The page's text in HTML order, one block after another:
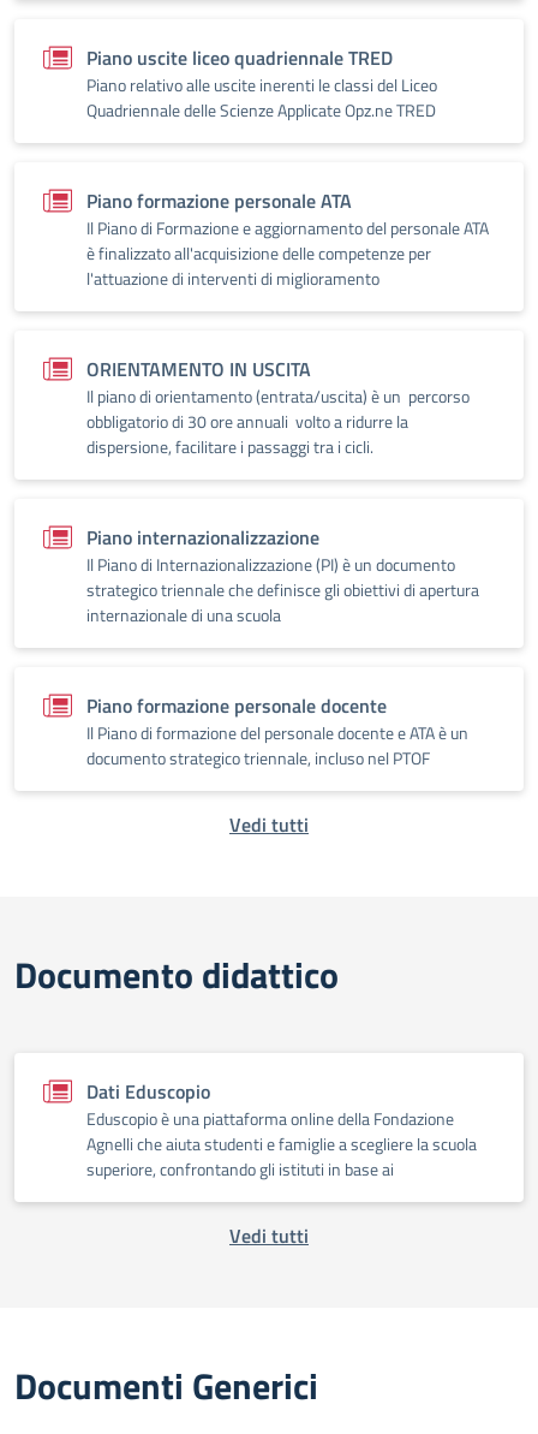
Piano uscite liceo quadriennale TRED
Piano relativo alle uscite inerenti le classi del Liceo
Quadriennale delle Scienze Applicate Opz.ne TRED
Piano formazione personale ATA
Il Piano di Formazione e aggiornamento del personale ATA
è finalizzato all'acquisizione delle competenze per
l'attuazione di interventi di miglioramento
ORIENTAMENTO IN USCITA
Il piano di orientamento (entrata/uscita) è un percorso
obbligatorio di 30 ore annuali volto a ridurre la
dispersione, facilitare i passaggi tra i cicli.
Piano internazionalizzazione
Il Piano di Internazionalizzazione (PI) è un documento
strategico triennale che definisce gli obiettivi di apertura
internazionale di una scuola
Piano formazione personale docente
Il Piano di formazione del personale docente e ATA è un
documento strategico triennale, incluso nel PTOF
Vedi tutti
Documento didattico
Dati Eduscopio
Eduscopio è una piattaforma online della Fondazione
Agnelli che aiuta studenti e famiglie a scegliere la scuola
superiore, confrontando gli istituti in base ai
Vedi tutti
Documenti Generici